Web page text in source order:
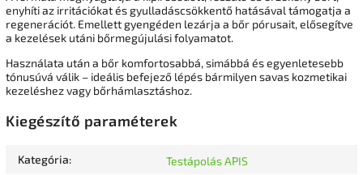
enyhíti az irritációkat és gyulladáscsökkentő hatásával támogatja a
regenerációt. Emellett gyengéden lezárja a bőr pórusait, elősegítve
a kezelések utáni bőrmegújulási folyamatot.
Használata után a bőr komfortosabbá, simábbá és egyenletesebb
tónusúvá válik – ideális befejező lépés bármilyen savas kozmetikai
kezeléshez vagy bőrhámlasztáshoz.
Kiegészítő paraméterek
Kategória: Testápolás APIS